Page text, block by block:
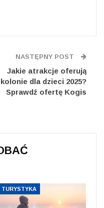
NASTĘPNY POST
Jakie atrakcje oferują
kolonie dla dzieci 2025?
Sprawdź ofertę Kogis
TURYSTYKA